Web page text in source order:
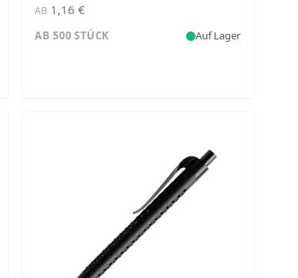
AB 1,16 €
AB 500 STÜCK Auf Lager